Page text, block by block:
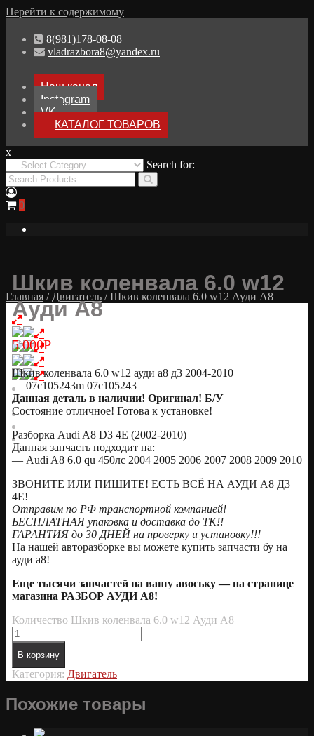
Перейти к содержимому
8(981)178-08-08
vladrazbora8@yandex.ru
Наш канал
Instagram
VK
КАТАЛОГ ТОВАРОВ
Разбор Ауди А8
Разборка Audi A8 D3
x
Search for:
0
Главная / Двигатель / Шкив коленвала 6.0 w12 Ауди А8
Шкив коленвала 6.0 w12
Ауди А8
5 000Р
Шкив коленвала 6.0 w12 ауди а8 д3 2004-2010
— 07c105243m 07c105243
Данная деталь в наличии! Оригинал! Б/У
Состояние отличное! Готова к установке!
Разборка Audi A8 D3 4E (2002-2010)
Данная запчасть подходит на:
— Audi A8 6.0 qu 450лс 2004 2005 2006 2007 2008 2009 2010
ЗВОНИТЕ ИЛИ ПИШИТЕ! ЕСТЬ ВСЁ НА АУДИ А8 Д3
4Е!
Отправим по РФ транспортной компанией!
БЕСПЛАТНАЯ упаковка и доставка до ТК!!
ГАРАНТИЯ до 30 ДНЕЙ на проверку и установку!!!
На нашей авторазборке вы можете купить запчасти бу на
ауди а8!
Еще тысячи запчастей на вашу авоську — на странице
магазина РАЗБОР АУДИ А8!
Количество Шкив коленвала 6.0 w12 Ауди А8
В корзину
Категория: Двигатель
Похожие товары